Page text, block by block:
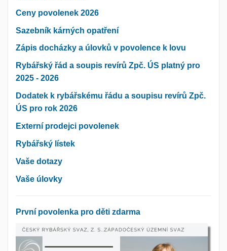
Ceny povolenek 2026
Sazebník kárných opatření
Zápis docházky a úlovků v povolence k lovu
Rybářský řád a soupis revírů Zpč. ÚS platný pro
2025 - 2026
Dodatek k rybářskému řádu a soupisu revírů Zpč.
ÚS pro rok 2026
Externí prodejci povolenek
Rybářský lístek
Vaše dotazy
Vaše úlovky
První povolenka pro děti zdarma